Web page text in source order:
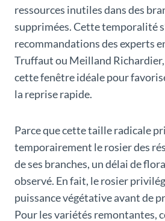
ressources inutiles dans des
supprimées. Cette temporalité
recommandations des experts
Truffaut ou Meilland
cette fenêtre idéale pour
la reprise rapide.
Parce que cette taille radicale
temporairement le rosier des
de ses branches, un délai de
observé. En fait, le rosier
puissance végétative avant de
Pour les variétés remontantes,